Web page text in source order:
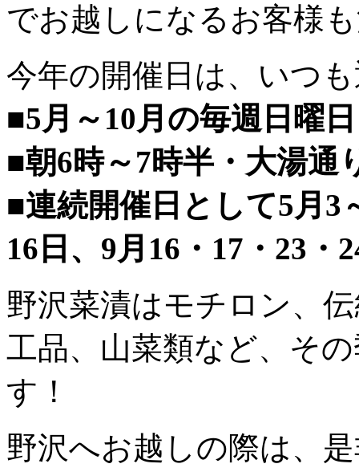
でお越しになるお客様
今年の開催日は、いつ
■5月～10月の毎週日曜
■朝6時～7時半・大湯通
■連続開催日として5月3
16日、9月16・17・23・
野沢菜漬はモチロン、
工品、山菜類など、そ
す！
野沢へお越しの際は、